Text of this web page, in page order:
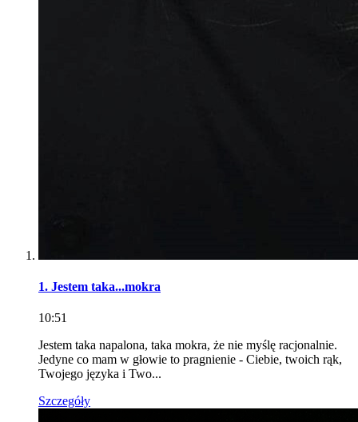
1. Jestem taka...mokra
10:51
Jestem taka napalona, taka mokra, że nie myślę racjonalnie.
Jedyne co mam w głowie to pragnienie - Ciebie, twoich rąk,
Twojego języka i Two...
Szczegóły